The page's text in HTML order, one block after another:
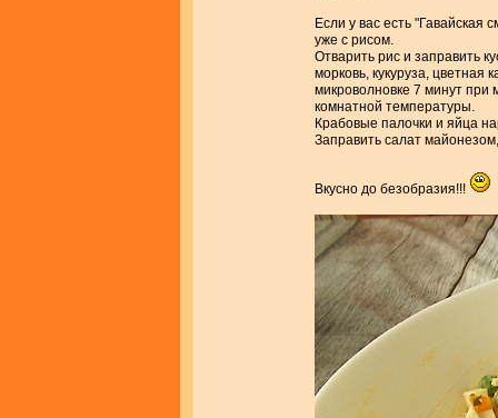
Если у вас есть "Гавайская
уже с рисом.
Отварить рис и заправить
морковь, кукуруза, цветная
микроволновке 7 минут
комнатной температуры.
Крабовые палочки и яйца
Заправить салат
Вкусно до безобразия!!!